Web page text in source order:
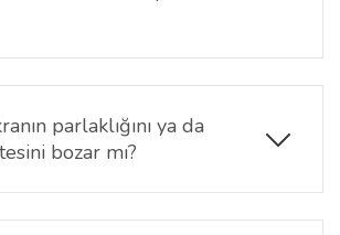
ultra ince yapısı
dokunmatik tepkileri etkilenmez.
uygulama kullanımı ve menü
gecikme yaşanmaz.
parlaklığını ya da
bozar mı?
GT 5 41mm Ekran Koruyucu,
sahip olduğu için ekranın orijinal